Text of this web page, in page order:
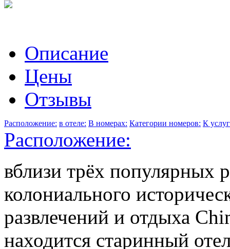
Описание
Цены
Отзывы
Расположение: в отеле: В номерах: Категории номеров: К
Расположение:
вблизи трёх популярных
колониального
развлечений и отдыха
находится старинный